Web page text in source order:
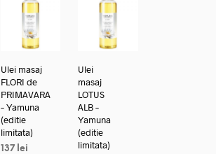
Ulei masaj
FLORI de
PRIMAVARA
– Yamuna
(editie
limitata)
137 lei
Ulei
masaj
LOTUS
ALB –
Yamuna
(editie
limitata)